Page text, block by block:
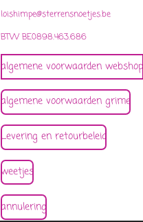
loishimpe@sterrensnoetjes.be
BTW BE0898.463.686
algemene voorwaarden webshop
algemene voorwaarden grime
Levering en retourbeleid
weetjes
annulering